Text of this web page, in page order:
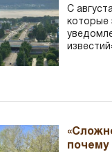
С
которые